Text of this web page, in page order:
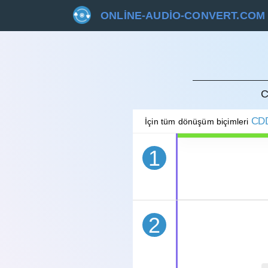
ONLINE-AUDIO-CONVERT.COM
İçin tüm dönüşüm biçimleri
1
İPTAL
2